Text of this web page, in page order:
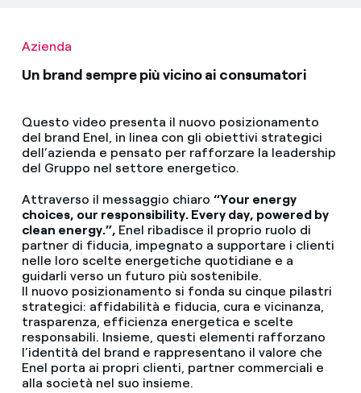
Azienda
Un brand sempre più vicino ai consumatori
Questo video presenta il nuovo posizionamento
del brand Enel, in linea con gli obiettivi strategici
dell’azienda e pensato per rafforzare la leadership
del Gruppo nel settore energetico.
Attraverso il messaggio chiaro “Your energy
choices, our responsibility. Every day, powered by
clean energy.”, Enel ribadisce il proprio ruolo di
partner di fiducia, impegnato a supportare i clienti
nelle loro scelte energetiche quotidiane e a
guidarli verso un futuro più sostenibile.
Il nuovo posizionamento si fonda su cinque pilastri
strategici: affidabilità e fiducia, cura e vicinanza,
trasparenza, efficienza energetica e scelte
responsabili. Insieme, questi elementi rafforzano
l’identità del brand e rappresentano il valore che
Enel porta ai propri clienti, partner commerciali e
alla società nel suo insieme.